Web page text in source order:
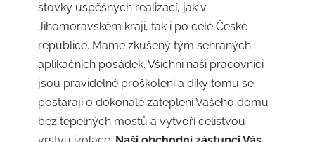
stovky úspěšných realizací, jak v
Jihomoravském kraji, tak i po celé České
republice. Máme zkušený tým sehraných
aplikačních posádek. Všichni naši pracovníci
jsou pravidelně proškoleni a díky tomu se
postarají o dokonalé zateplení Vašeho domu
bez tepelných mostů a vytvoří celistvou